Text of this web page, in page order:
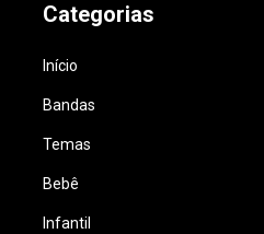
Categorias
Início
Bandas
Temas
Bebê
Infantil